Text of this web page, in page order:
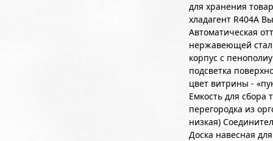
для хранения
хладагент R404А
Автоматическая
нержавеющей
корпус с
подсветка
цвет витрины -
Емкость для
перегородка из
низкая)
Доска навесная